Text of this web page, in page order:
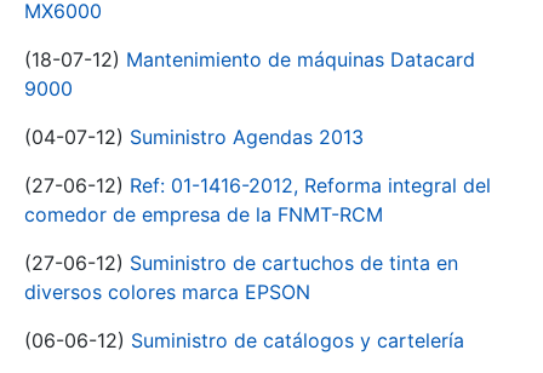
MX6000
(18-07-12) Mantenimiento de máquinas Datacard
9000
(04-07-12) Suministro Agendas 2013
(27-06-12) Ref: 01-1416-2012, Reforma integral del
comedor de empresa de la FNMT-RCM
(27-06-12) Suministro de cartuchos de tinta en
diversos colores marca EPSON
(06-06-12) Suministro de catálogos y cartelería